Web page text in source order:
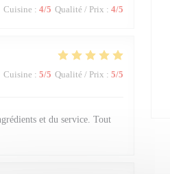
Cuisine : 4/5 Qualité / Prix : 4/5
Cuisine : 5/5 Qualité / Prix : 5/5
et du service. Tout